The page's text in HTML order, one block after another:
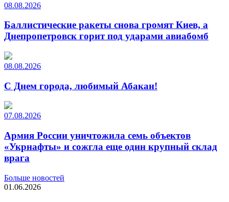
08.08.2026
Баллистические ракеты снова громят Киев, а
Днепропетровск горит под ударами авиабомб
08.08.2026
С Днем города, любимый Абакан!
07.08.2026
Армия России уничтожила семь объектов
«Укрнафты» и сожгла еще один крупный склад
врага
Больше новостей
01.06.2026